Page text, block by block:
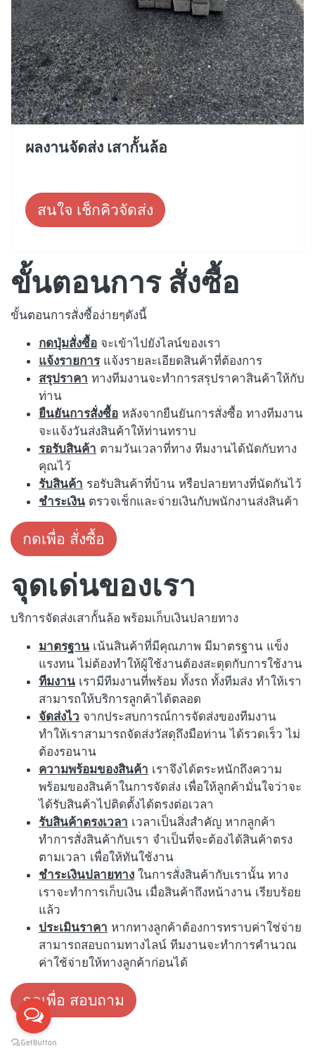
ผลงานจัดส่ง เสากั้นล้อ
สนใจ เช็กคิวจัดส่ง
ขั้นตอนการ สั่งซื้อ
ขั้นตอนการสั่งซื้อง่ายๆดังนี้
กดปุ่มสั่งซื้อ จะเข้าไปยังไลน์ของเรา
แจ้งรายการแจ้งรายละเอียดสินค้าที่ต้องการ
สรุปราคา ทางทีมงานจะทำการสรุปราคาสินค้าให้กับ
ท่าน
ยืนยันการสั่งซื้อ หลังจากยืนยันการสั่งซื้อ ทางทีมงาน
จะแจ้งวันส่งสินค้าให้ท่านทราบ
รอรับสินค้า ตามวันเวลาที่ทาง ทีมงานได้นัดกับทาง
คุณไว้
รับสินค้า รอรับสินค้าที่บ้าน หรือปลายทางที่นัดกันไว้
ชำระเงิน ตรวจเช็กและจ่ายเงินกับพนักงานส่งสินค้า
กดเพื่อ สั่งซื้อ
จุดเด่นของเรา
บริการจัดส่งเสากั้นล้อ พร้อมเก็บเงินปลายทาง
มาตรฐาน เน้นสินค้าที่มีคุณภาพ มีมาตรฐาน แข็ง
แรงทน ไม่ต้องทำให้ผู้ใช้งานต้องสะดุดกับการใช้งาน
ทีมงาน เรามีทีมงานที่พร้อม ทั้งรถ ทั้งทีมส่ง ทำให้เรา
สามารถให้บริการลูกค้าได้ตลอด
จัดส่งไว จากประสบการณ์การจัดส่งของทีมงาน
ทำให้เราสามารถจัดส่งวัสดุถึงมือท่าน ได้รวดเร็ว ไม่
ต้องรอนาน
ความพร้อมของสินค้า เราจึงได้ตระหนักถึงความ
พร้อมของสินค้าในการจัดส่ง เพื่อให้ลูกค้ามั่นใจว่าจะ
ได้รับสินค้าไปติดตั้งได้ตรงต่อเวลา
รับสินค้าตรงเวลา เวลาเป็นสิ่งสำคัญ หากลูกค้า
ทำการสั่งสินค้ากับเรา จำเป็นที่จะต้องได้สินค้าตรง
ตามเวลา เพื่อให้ทันใช้งาน
ชำระเงินปลายทาง ในการสั่งสินค้ากับเรานั้น ทาง
เราจะทำการเก็บเงิน เมื่อสินค้าถึงหน้างาน เรียบร้อย
แล้ว
ประเมินราคา หากทางลูกค้าต้องการทราบค่าใช่จ่าย
สามารถสอบถามทางไลน์ ทีมงานจะทำการคำนวณ
ค่าใช้จ่ายให้ทางลูกค้าก่อนได้
กดเพื่อ สอบถาม